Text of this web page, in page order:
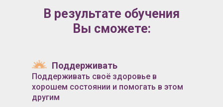
В результате обучения
Вы сможете:
Поддерживать своё здоровье в
хорошем состоянии и помогать в этом
другим
Поддерживать